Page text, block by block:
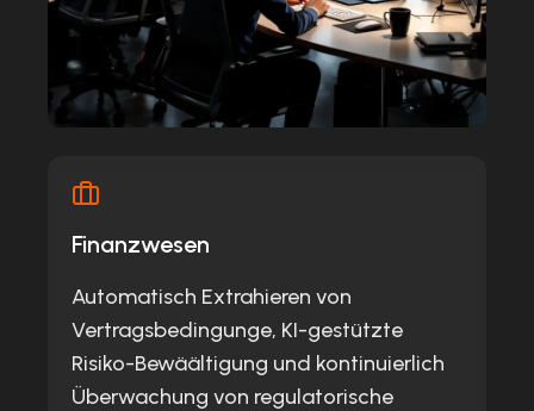
Finanzwesen
Automatisch Extrahieren von
Vertragsbedingunge, KI-gestützte
Risiko-Bewäältigung und kontinuierlich
Überwachung von regulatorische